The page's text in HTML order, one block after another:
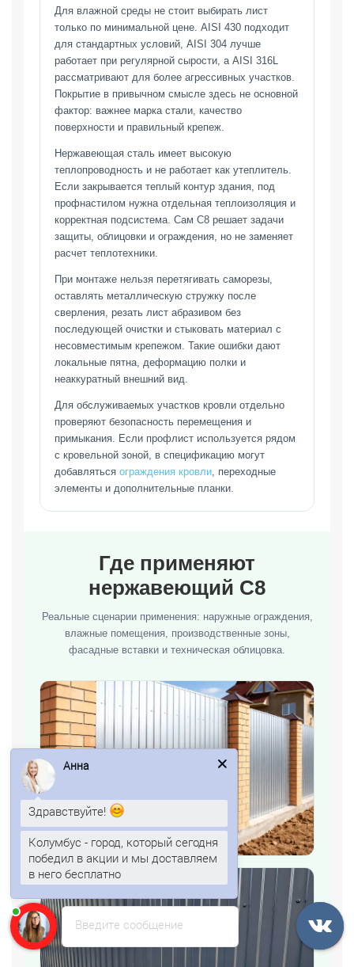
Для влажной среды не стоит выбирать лист
только по минимальной цене. AISI 430 подходит
для стандартных условий, AISI 304 лучше
работает при регулярной сырости, а AISI 316L
рассматривают для более агрессивных участков.
Покрытие в привычном смысле здесь не основной
фактор: важнее марка стали, качество
поверхности и правильный крепеж.
Нержавеющая сталь имеет высокую
теплопроводность и не работает как утеплитель.
Если закрывается теплый контур здания, под
профнастилом нужна отдельная теплоизоляция и
корректная подсистема. Сам С8 решает задачи
защиты, облицовки и ограждения, но не заменяет
расчет теплотехники.
При монтаже нельзя перетягивать саморезы,
оставлять металлическую стружку после
сверления, резать лист абразивом без
последующей очистки и стыковать материал с
несовместимым крепежом. Такие ошибки дают
локальные пятна, деформацию полки и
неаккуратный внешний вид.
Для обслуживаемых участков кровли отдельно
проверяют безопасность перемещения и
примыкания. Если профлист используется рядом
с кровельной зоной, в спецификацию могут
добавляться ограждения кровли , переходные
элементы и дополнительные планки.
Где применяют
нержавеющий С8
Реальные сценарии применения: наружные ограждения,
влажные помещения, производственные зоны,
фасадные вставки и техническая облицовка.
Введите сообщение
Анна
Здравствуйте!
Колумбус - город, который сегодня
победил в акции и мы доставляем
в него бесплатно
Аннапечатает...